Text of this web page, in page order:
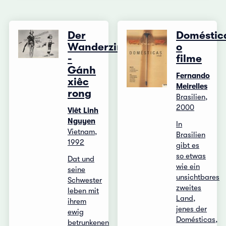
Der
Wanderzirkus
-
Gánh
xiêc
rong
Viêt Linh
Nguyen
Vietnam,
1992
Dat und
seine
Schwester
leben mit
ihrem
ewig
betrunkenen
o
filme
Fernando
Meirelles
Brasilien,
2000
In
Brasilien
gibt es
so etwas
wie ein
unsichtbares
zweites
Land,
jenes der
Domésticas,